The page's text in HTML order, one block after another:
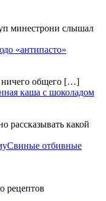
минестрони слышал
«антипасто»
общего […]
каша с шоколадом
рассказывать какой
Свиные отбивные
рецептов